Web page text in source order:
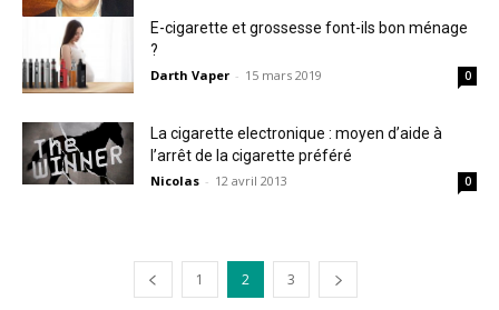
E-cigarette et grossesse font-ils bon ménage
?
Darth Vaper - 15 mars 2019 0
La cigarette electronique : moyen d’aide à
l’arrêt de la cigarette préféré
Nicolas - 12 avril 2013 0
1 2 3